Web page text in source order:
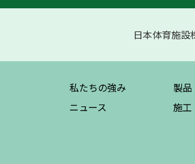
日本体育施設
私たちの強み
ニュース
製品
施工